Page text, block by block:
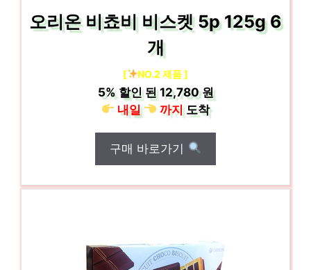
오리온 비쵸비 비스켓 5p 125g 6
개
[ NO.2 제품 ]
5%할인 된12,780 원
내일
까지도착
구매 바로가기